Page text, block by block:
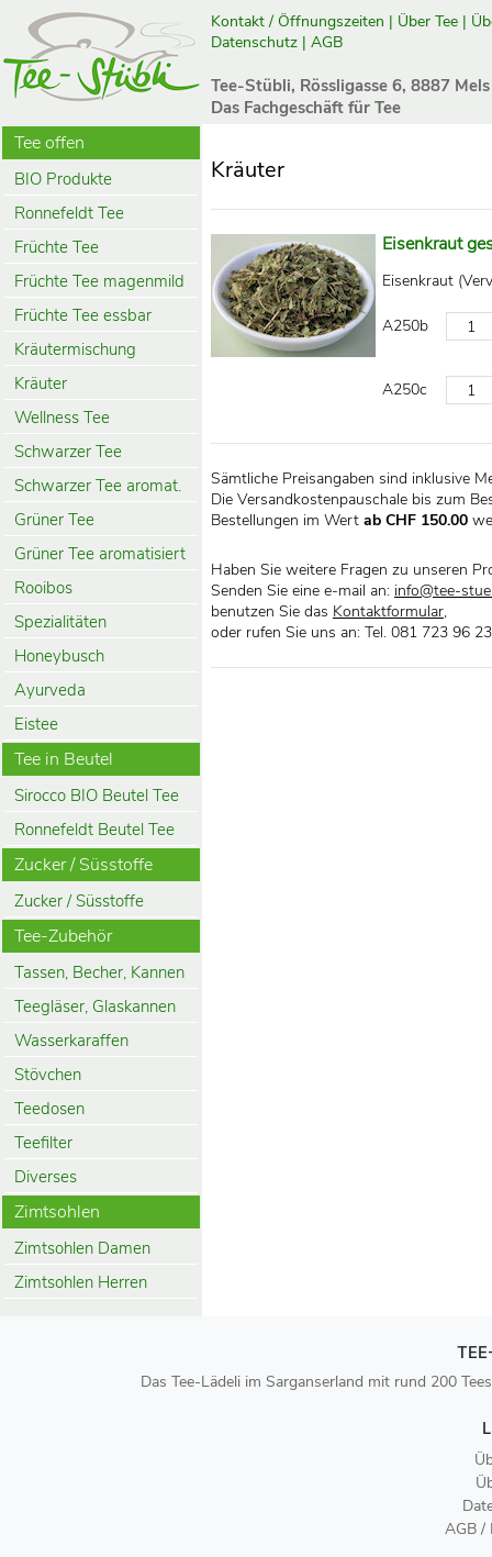
Kontakt / Öffnungszeiten | Über Tee |
Datenschutz | AGB
Tee-Stübli, Rössligasse 6, 8887 Mels
Das Fachgeschäft für Tee
Tee offen
BIO Produkte
Ronnefeldt Tee
Früchte Tee
Früchte Tee magenmild
Früchte Tee essbar
Kräutermischung
Kräuter
Wellness Tee
Schwarzer Tee
Schwarzer Tee aromat.
Grüner Tee
Grüner Tee aromatisiert
Rooibos
Spezialitäten
Honeybusch
Ayurveda
Eistee
Tee in Beutel
Sirocco BIO Beutel Tee
Ronnefeldt Beutel Tee
Zucker / Süsstoffe
Zucker / Süsstoffe
Tee-Zubehör
Tassen, Becher, Kannen
Teegläser, Glaskannen
Wasserkaraffen
Stövchen
Teedosen
Teefilter
Diverses
Zimtsohlen
Zimtsohlen Damen
Zimtsohlen Herren
Kräuter
Eisenkraut
Eisenkraut
A250b
A250c
Sämtliche Preisangaben sind inklusive
Die Versandkostenpauschale bis zum
Bestellungen im Wert ab CHF 150.00
Haben Sie weitere Fragen zu unseren
Senden Sie eine e-mail an: info@tee-
benutzen Sie das Kontaktformular,
oder rufen Sie uns an: Tel. 081 723 96 23
Das Tee-Lädeli im Sarganserland mit rund 200
AGB /